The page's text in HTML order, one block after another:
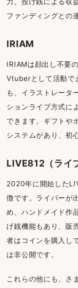
ファンディングとの
IRIAM
IRIAMは顔出し不要
Vtuberとして活動で
も、イラストレータ
ションライブ方式に
できます。ギフトや
システムがあり、初
LIVE812（ライ
2020年に開始した
徴です。ライバーが
め、ハンドメイド作
げ銭機能もあり、販
者はコインを購入し
は非公開です。
これらの他にも、さ